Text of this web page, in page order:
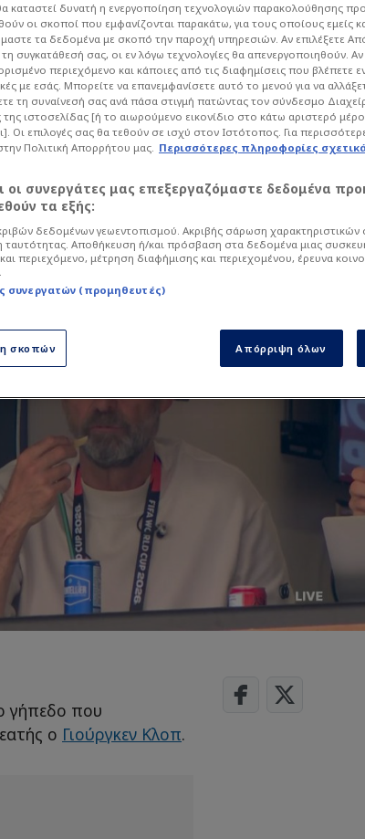
αμέριμνος o
αναμέτρηση της Ελβετίας με την
πατάτες με κέτσαπ.
γήπεδο που
ο Γιούργκεν Κλοπ.
καταστεί δυνατή η ενεργοποίηση τεχνολογιών παρακολούθησης
οι σκοποί που εμφανίζονται παρακάτω, για τους οποίους εμείς
τα δεδομένα με σκοπό την παροχή υπηρεσιών. Αν επιλέξετε
συγκατάθεσή σας, οι εν λόγω τεχνολογίες θα απενεργοποιηθούν.
περιεχόμενο και κάποιες από τις διαφημίσεις που βλέπετε
με εσάς. Μπορείτε να επανεμφανίσετε αυτό το μενού για να
τη συναίνεσή σας ανά πάσα στιγμή πατώντας τον σύνδεσμο
ιστοσελίδας [ή το αιωρούμενο εικονίδιο στο κάτω αριστερό
Οι επιλογές σας θα τεθούν σε ισχύ στον Ιστότοπος. Για
Πολιτική Απορρήτου μας. Περισσότερες πληροφορίες
οι συνεργάτες μας επεξεργαζόμαστε δεδομένα
τα εξής:
δεδομένων γεωεντοπισμού. Ακριβής σάρωση χαρακτηριστικών
ταυτότητας. Αποθήκευση ή/και πρόσβαση στα δεδομένα μιας
περιεχόμενο, μέτρηση διαφήμισης και περιεχομένου, έρευνα
συνεργατών (προμηθευτές)
σκοπών Απόρριψη όλων